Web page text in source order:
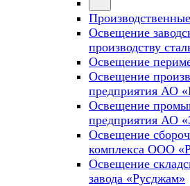
Производственные
Освещение
производству
Освещение
Освещение
предприятия АО
Освещение
предприятия АО
Освещение
комплекса ООО
Освещение
завода «Русджам»